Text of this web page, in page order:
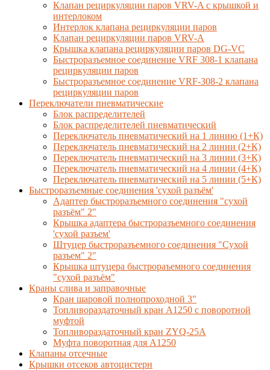
Клапан рециркуляции паров VRV-A с крышкой и
интерлоком
Интерлок клапана рециркуляции паров
Клапан рециркуляции паров VRV-A
Крышка клапана рециркуляции паров DG-VC
Быстроразъемное соединение VRF 308-1 клапана
рециркуляции паров
Быстроразъемное соединение VRF-308-2 клапана
рециркуляции паров
Переключатели пневматические
Блок распределителей
Блок распределителей пневматический
Переключатель пневматический на 1 линию (1+К)
Переключатель пневматический на 2 линии (2+К)
Переключатель пневматический на 3 линии (3+К)
Переключатель пневматический на 4 линии (4+К)
Переключатель пневматический на 5 линии (5+К)
Быстроразъемные соединения 'сухой разъём'
Адаптер быстроразъемного соединения "сухой
разъём" 2"
Крышка адаптера быстроразъемного соединения
'сухой разъем'
Штуцер быстроразъемного соединения "Сухой
разъем" 2"
Крышка штуцера быстрораъемного соединения
"сухой разъём"
Краны слива и заправочные
Кран шаровой полнопроходной 3"
Топливораздаточный кран A1250 с поворотной
муфтой
Топливораздаточный кран ZYQ-25A
Муфта поворотная для А1250
Клапаны отсечные
Крышки отсеков автоцистерн